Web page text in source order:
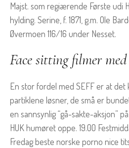
Majst. som regiærende Første udi
hylding. Serine, f. 1871, g.m. Ole
Øvermoen 116/16 under Nesset.
Face sitting filmer med
En stor fordel med SEFF er at det
partiklene løsner, de små er
en sannsynlig “gå-sakte-aksjon”
HUK humøret oppe. 19.00
Fredag beste norske porno nice